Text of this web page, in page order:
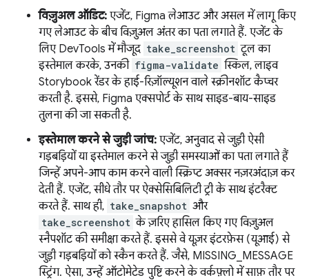
विज़ुअल ऑडिट: एजेंट, Figma लेआउट और असल में लागू किए
गए लेआउट के बीच विज़ुअल अंतर का पता लगाते हैं. एजेंट के
लिए DevTools में मौजूद take_screenshot टूल का
इस्तेमाल करके, उनकी figma-validate स्किल, लाइव
Storybook रेंडर के हाई-रिज़ॉल्यूशन वाले स्क्रीनशॉट कैप्चर
करती है. इससे, Figma एक्सपोर्ट के साथ साइड-बाय-साइड
तुलना की जा सकती है.
इस्तेमाल करने से जुड़ी जांच: एजेंट, अनुवाद से जुड़ी ऐसी
गड़बड़ियों या इस्तेमाल करने से जुड़ी समस्याओं का पता लगाते हैं
जिन्हें अपने-आप काम करने वाली स्क्रिप्ट अक्सर नज़रअंदाज़ कर
देती हैं. एजेंट, सीधे तौर पर ऐक्सेसिबिलिटी ट्री के साथ इंटरैक्ट
करते हैं. साथ ही, take_snapshot और
take_screenshot के ज़रिए हासिल किए गए विज़ुअल
स्नैपशॉट की समीक्षा करते हैं. इससे वे यूज़र इंटरफ़ेस (यूआई) से
जुड़ी गड़बड़ियों को स्कैन करते हैं. जैसे, MISSING_MESSAGE
स्ट्रिंग. ऐसा, उन्हें ऑटोमेटेड पुष्टि करने के वर्कफ़्लो में साफ़ तौर पर